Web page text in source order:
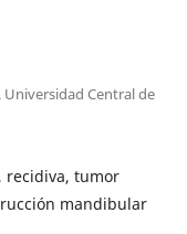
Central de
recidiva, tumor
mandibular